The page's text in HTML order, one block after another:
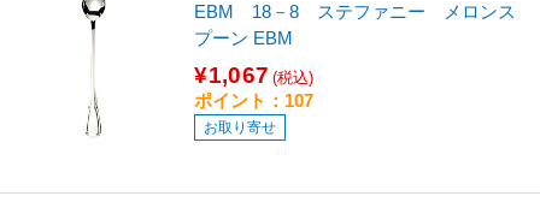
EBM 18－8 ステファニー メロンス
プーン EBM
¥1,067 (税込)
ポイント：107
お取り寄せ